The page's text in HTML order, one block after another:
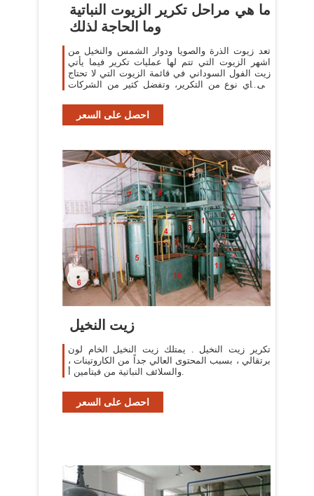
ما هي مراحل تكرير الزيوت النباتية
وما الحاجة لذلك
تعد زيوت الذرة والصويا ودوار الشمس والنخيل من
اشهر الزيوت التي تتم لها عمليات تكرير فيما يأتي
زيت الفول السوداني في قائمة الزيوت التي لا تحتاج
الى اي نوع من التكرير، وتفضل كثير من الشركات
احصل على السعر
زيت النخيل
تكرير زيت النخيل . يمتلك زيت النخيل الخام لون
برتقالي ، بسبب المحتوى العالي جداً من الكاروتينات ،
والسلائف النباتية من فيتامين أ.
احصل على السعر